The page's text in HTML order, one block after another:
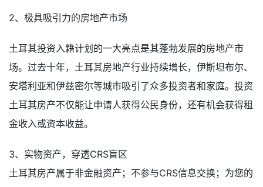
2、极具吸引力的房地产市场
土耳其投资入籍计划的一大亮点是其蓬勃发展的房地产市
场。过去十年，土耳其房地产行业持续增长，伊斯坦布尔、
安塔利亚和伊兹密尔等城市吸引了众多投资者和家庭。投资
土耳其房产不仅能让申请人获得公民身份，还有机会获得租
金收入或资本收益。
3、实物资产，穿透CRS盲区
土耳其房产属于非金融资产；不参与CRS信息交换；为您的